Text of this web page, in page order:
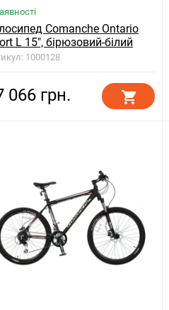
Comanche Ontario
L 15", бірюзовий-білий
1000128
066 грн.